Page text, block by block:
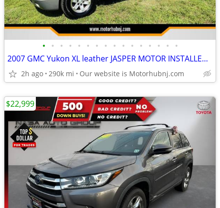
• • • • • • • • • • • • • • • •
2007 GMC Yukon XL leather JASPER MOTOR INSTALLED 1 owner
2h ago 290k mi Our website is Motorhubnj.com
$22,999